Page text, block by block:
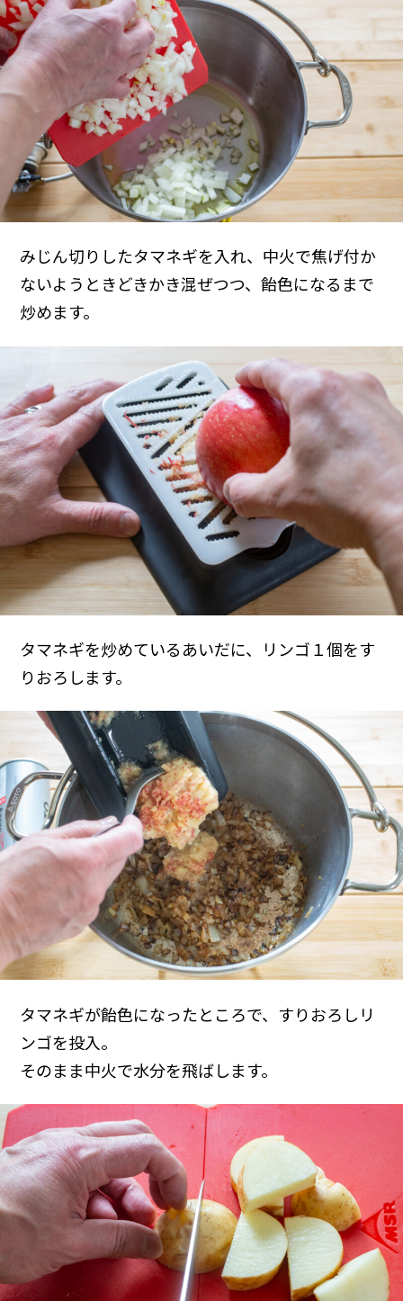
みじん切りしたタマネギを入れ、中火で焦げ付か
ないようときどきかき混ぜつつ、飴色になるまで
炒めます。
タマネギを炒めているあいだに、リンゴ１個をす
りおろします。
タマネギが飴色になったところで、すりおろしリ
ンゴを投入。
そのまま中火で水分を飛ばします。